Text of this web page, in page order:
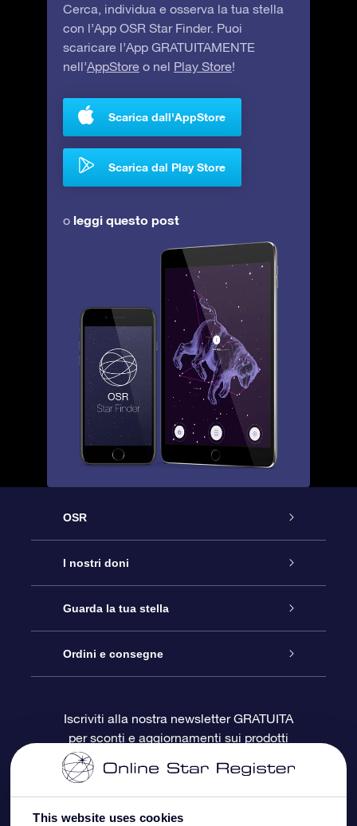
This website uses cookies
Cerca, individua e osserva la tua stella
con l’App OSR Star Finder. Puoi
scaricare l’App GRATUITAMENTE
nell’AppStore o nel Play Store!
Scarica dall'AppStore
Scarica dal Play Store
o leggi questo post
OSR
Assistenza
Contattaci
Blog
OSR Recensioni
I nostri doni
Online Star Gift
Pacchetto regalo OSR
Gift Card OSR
Doni aziendali
Guarda la tua stella
Registro stellare
Star Page personalizzata
One Million Stars
Ordini e consegne
Informazioni di Pagamento
Informazioni di Spedizione
Iscriviti alla nostra newsletter GRATUITA
per sconti e aggiornamenti sui prodotti